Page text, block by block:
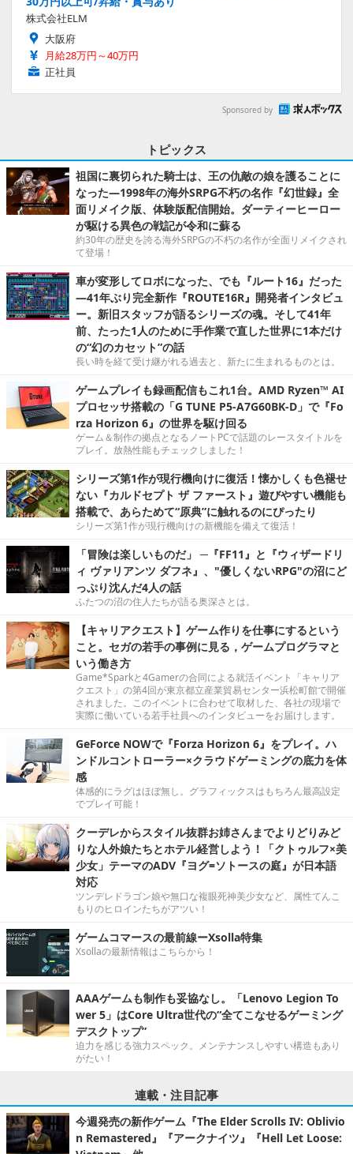
株式会社ELM
大阪府
月給28万円～40万円
正社員
Sponsored by
トピックス
祖国に裏切られた騎士は、王の仇敵の娘を護ることに
なった―1998年の海外SRPG不朽の名作『幻世録』全
面リメイク版、体験版配信開始。ダーティーヒーロー
が駆ける異色の戦記が令和に蘇る
約30年の歴史を誇る海外SRPGの不朽の名作が全面リメイクされ
て登場！
車が変形してロボになった、でも『ルート16』だった
―41年ぶり完全新作『ROUTE16R』開発者インタビュ
ー。新旧スタッフが語るシリーズの魂。そして41年
前、たった1人のために手作業で直した世界に1本だけ
の“幻のカセット”の話
長い時を経て受け継がれる過去と、新たに生まれるものとは。
ゲームプレイも録画配信もこれ1台。AMD Ryzen™ AI
プロセッサ搭載の「G TUNE P5-A7G60BK-D」で『Fo
rza Horizon 6』の世界を駆け回る
ゲーム＆制作の拠点となるノートPCで話題のレースタイトルを
プレイ。放熱性能もチェックしました！
シリーズ第1作が現行機向けに復活！懐かしくも色褪せ
ない『カルドセプト ザ ファースト』遊びやすい機能も
搭載で、あらためて“原典”に触れるのにぴったり
シリーズ第1作が現行機向けの新機能を備えて復活！
「冒険は楽しいものだ」 ─『FF11』と『ウィザードリ
ィ ヴァリアンツ ダフネ』、"優しくないRPG"の沼にど
っぷり沈んだ4人の話
ふたつの沼の住人たちが語る奥深さとは。
【キャリアクエスト】ゲーム作りを仕事にするという
こと。セガの若手の事例に見る，ゲームプログラマと
いう働き方
Game*Sparkと4Gamerの合同による就活イベント「キャリア
クエスト」の第4回が東京都立産業貿易センター浜松町館で開催
されました。このイベントに合わせて取材した、各社の現場で
実際に働いている若手社員へのインタビューをお届けします。
GeForce NOWで『Forza Horizon 6』をプレイ。ハ
ンドルコントローラー×クラウドゲーミングの底力を体
感
体感的にラグはほぼ無し。グラフィックスはもちろん最高設定
でプレイ可能！
クーデレからスタイル抜群お姉さんまでよりどりみど
りな人外娘たちとホテル経営しよう！「クトゥルフ×美
少女」テーマのADV『ヨグ=ソトースの庭』が日本語
対応
ツンデレドラゴン娘や無口な複眼死神美少女など、属性てんこ
もりのヒロインたちがアツい！
ゲームコマースの最前線ーXsolla特集
Xsollaの最新情報はこちらから！
AAAゲームも制作も妥協なし。「Lenovo Legion To
wer 5」はCore Ultra世代の“全てこなせるゲーミング
デスクトップ”
迫力を感じる強力スペック。メンテナンスしやすい構造もあり
がたい！
連載・注目記事
今週発売の新作ゲーム『The Elder Scrolls IV: Oblivio
n Remastered』『アークナイツ』『Hell Let Loose: